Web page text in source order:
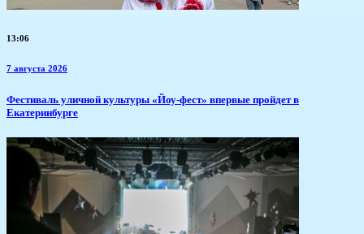
13:06
7 августа 2026
​Фестиваль уличной культуры «Йоу-фест» впервые пройдет в
Екатеринбурге